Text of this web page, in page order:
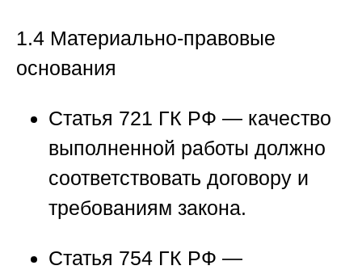
1.4 Материально-правовые
основания
Статья 721 ГК РФ — качество
выполненной работы должно
соответствовать договору и
требованиям закона.
Статья 754 ГК РФ —